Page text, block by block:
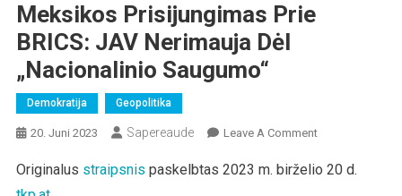
Meksikos Prisijungimas Prie
BRICS: JAV Nerimauja Dėl
„nacionalinio Saugumo“
Demokratija Geopolitika
20. Juni 2023 Sapereaude Leave A CommentOn
Prisijungimas
Originalus straipsnis paskelbtas 2023 m. birželio 20 d.